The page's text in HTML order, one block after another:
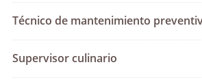
Técnico de mantenimiento
Supervisor culinario